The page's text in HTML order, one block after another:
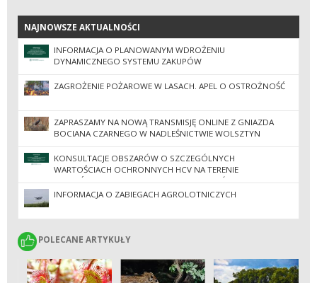
NAJNOWSZE AKTUALNOŚCI
NAJNOWSZE AKTUALNOŚCI
INFORMACJA O PLANOWANYM WDROŻENIU
DYNAMICZNEGO SYSTEMU ZAKUPÓW
ZAGROŻENIE POŻAROWE W LASACH. APEL O OSTROŻNOŚĆ
ZAPRASZAMY NA NOWĄ TRANSMISJĘ ONLINE Z GNIAZDA
BOCIANA CZARNEGO W NADLEŚNICTWIE WOLSZTYN
KONSULTACJE OBSZARÓW O SZCZEGÓLNYCH
WARTOŚCIACH OCHRONNYCH HCV NA TERENIE
NADLEŚNICTW REGIONALNEJ DYREKCJI LASÓW
PAŃSTWOWYCH W ZIELONEJ GÓRZE
INFORMACJA O ZABIEGACH AGROLOTNICZYCH
POLECANE ARTYKUŁY
POLECANE ARTYKUŁY